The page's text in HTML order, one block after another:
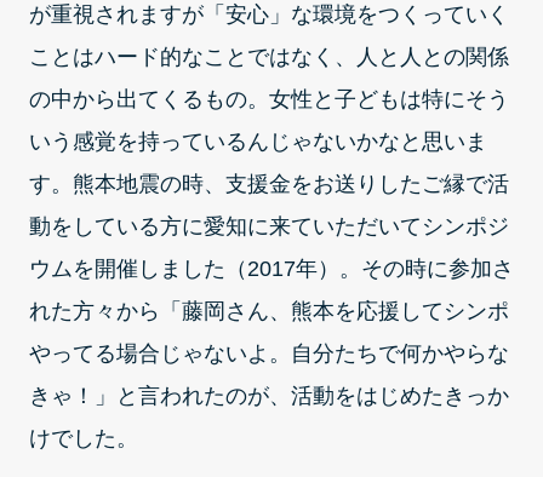
が重視されますが「安心」な環境をつくっていく
ことはハード的なことではなく、人と人との関係
の中から出てくるもの。女性と子どもは特にそう
いう感覚を持っているんじゃないかなと思いま
す。熊本地震の時、支援金をお送りしたご縁で活
動をしている方に愛知に来ていただいてシンポジ
ウムを開催しました（2017年）。その時に参加さ
れた方々から「藤岡さん、熊本を応援してシンポ
やってる場合じゃないよ。自分たちで何かやらな
きゃ！」と言われたのが、活動をはじめたきっか
けでした。